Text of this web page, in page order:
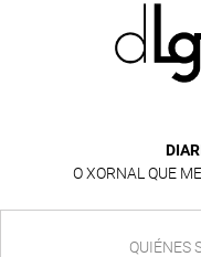
O XORNAL QUE
QUIÉNES